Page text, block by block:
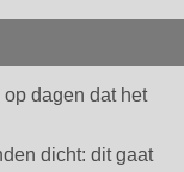
dagen dat het
dicht: dit gaat